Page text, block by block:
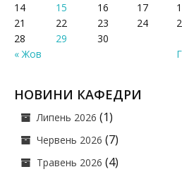
« Жов
14
15 16 17
21
22 23 24
28
29 30
НОВИНИ КАФЕДРИ
Липень 2026 (1)
Червень 2026 (7)
Травень 2026 (4)